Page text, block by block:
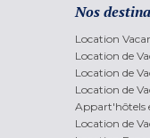
Nos
Location
Location de
Location de
Location de
Appart'hôtels
Location de